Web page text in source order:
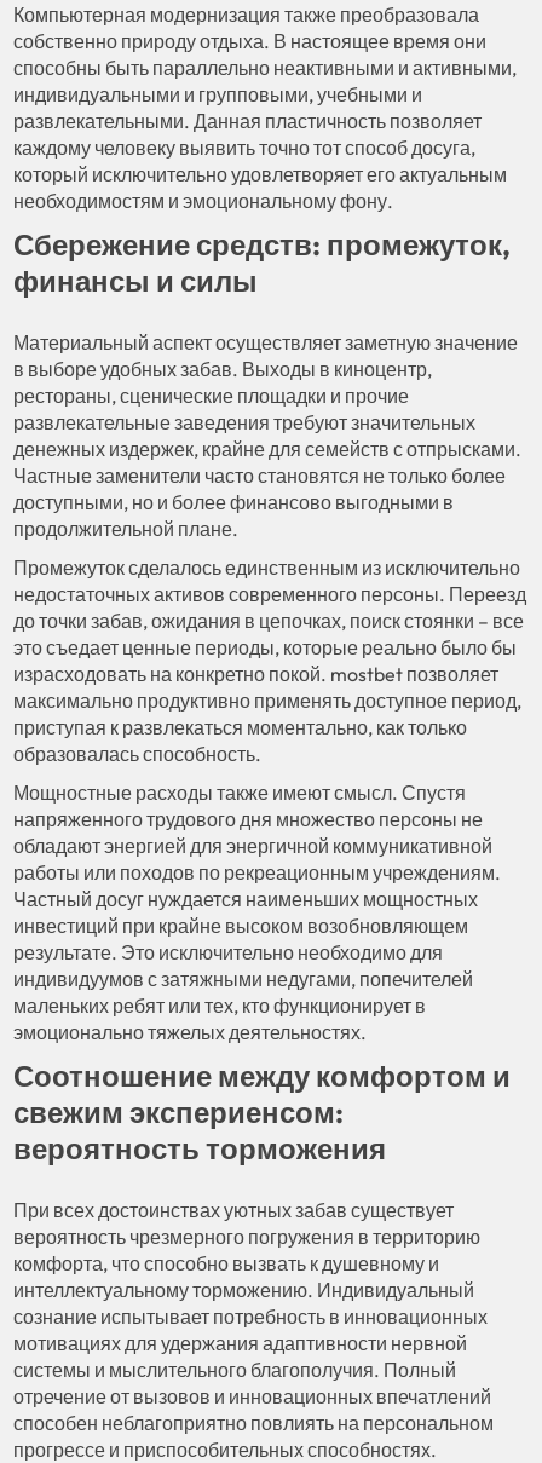
Компьютерная модернизация также преобразовала
собственно природу отдыха. В настоящее время они
способны быть параллельно неактивными и активными,
индивидуальными и групповыми, учебными и
развлекательными. Данная пластичность позволяет
каждому человеку выявить точно тот способ досуга,
который исключительно удовлетворяет его актуальным
необходимостям и эмоциональному фону.
Сбережение средств: промежуток,
финансы и силы
Материальный аспект осуществляет заметную значение
в выборе удобных забав. Выходы в киноцентр,
рестораны, сценические площадки и прочие
развлекательные заведения требуют значительных
денежных издержек, крайне для семейств с отпрысками.
Частные заменители часто становятся не только более
доступными, но и более финансово выгодными в
продолжительной плане.
Промежуток сделалось единственным из исключительно
недостаточных активов современного персоны. Переезд
до точки забав, ожидания в цепочках, поиск стоянки – все
это съедает ценные периоды, которые реально было бы
израсходовать на конкретно покой. mostbet позволяет
максимально продуктивно применять доступное период,
приступая к развлекаться моментально, как только
образовалась способность.
Мощностные расходы также имеют смысл. Спустя
напряженного трудового дня множество персоны не
обладают энергией для энергичной коммуникативной
работы или походов по рекреационным учреждениям.
Частный досуг нуждается наименьших мощностных
инвестиций при крайне высоком возобновляющем
результате. Это исключительно необходимо для
индивидуумов с затяжными недугами, попечителей
маленьких ребят или тех, кто функционирует в
эмоционально тяжелых деятельностях.
Соотношение между комфортом и
свежим экспериенсом:
вероятность торможения
При всех достоинствах уютных забав существует
вероятность чрезмерного погружения в территорию
комфорта, что способно вызвать к душевному и
интеллектуальному торможению. Индивидуальный
сознание испытывает потребность в инновационных
мотивациях для удержания адаптивности нервной
системы и мыслительного благополучия. Полный
отречение от вызовов и инновационных впечатлений
способен неблагоприятно повлиять на персональном
прогрессе и приспособительных способностях.